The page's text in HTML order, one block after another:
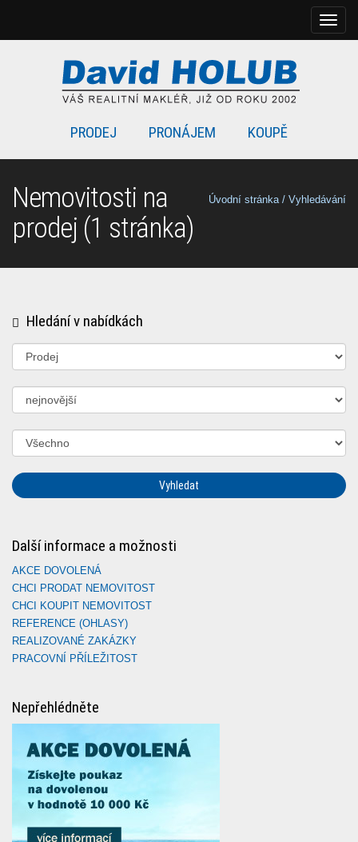
PRODEJ PRONÁJEM KOUPĚ
Úvodní stránka/ Vyhledávání
Nemovitosti na
prodej (1 stránka)
Hledání v nabídkách
Vyhledat
Další informace a možnosti
AKCE DOVOLENÁ
CHCI PRODAT NEMOVITOST
CHCI KOUPIT NEMOVITOST
REFERENCE (OHLASY)
REALIZOVANÉ ZAKÁZKY
PRACOVNÍ PŘÍLEŽITOST
Nepřehlédněte